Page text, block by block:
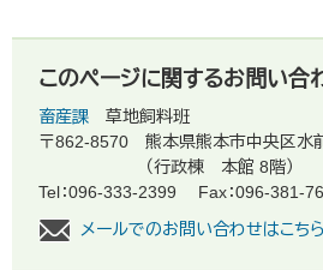
このページに関するお問い合
畜産課
草地飼料班
〒862-8570
熊本県熊本市中央区水
（行政棟 本館 8階）
Tel：096-333-2399
Fax：096-381-
メールでのお問い合わせはこちら